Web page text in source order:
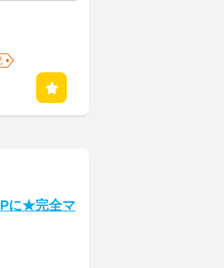
に★完全マ